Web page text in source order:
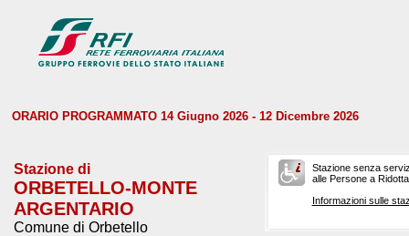
ORARIO PROGRAMMATO 14 Giugno 2026 - 12 Dicembre 2026
Stazione di
ORBETELLO-MONTE
ARGENTARIO
Comune di Orbetello
Stazione senza
alle Persone a
Informazioni sulle